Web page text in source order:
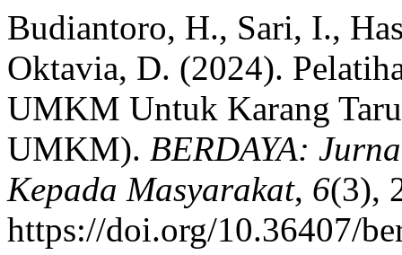
Budiantoro, H., Sari, I.,
Oktavia, D. (2024).
UMKM Untuk Karang
UMKM). BERDAYA:
Kepada Masyarakat, 6(3),
https://doi.org/10.36407/